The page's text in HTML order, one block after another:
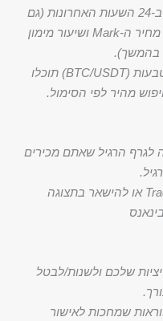
מחיר גבוה/נמוך יומי, נפח המסחר ב-24 השעות האחרונות (גם
בערך המטבע וגם במטבע היציב), מחיר ה-Mark ושיעור מימון
בהמשך).
בגלילה עם העכבר מעל צמד המטבעות (BTC/USDT) תוכלו
מהיר לפי הסימול.
לגרף הרגיל שאתם מכירים
תוכלו לעבור לתצוגת Tradingview או להישאר בתצוגה
שלכם ולשנות/לבטל
שמחכות לאישור